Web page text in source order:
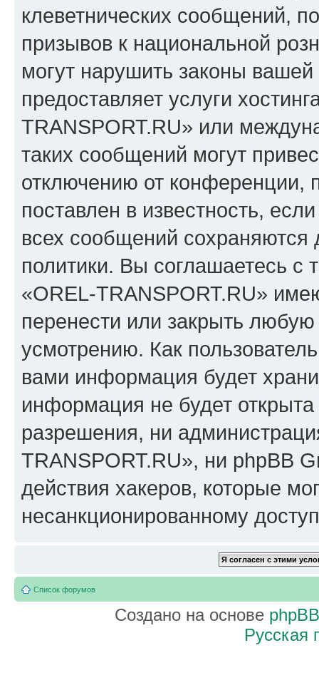
клеветнических сообщений,
призывов к национальной
могут нарушить законы
предоставляет услуги
TRANSPORT.RU» или
таких сообщений могут
отключению от конференции,
поставлен в известность,
всех сообщений сохраняются
политики. Вы соглашаетесь
«OREL-TRANSPORT.RU»
перенести или закрыть
усмотрению. Как
вами информация будет
информация не будет
разрешения, ни
TRANSPORT.RU», ни phpBB
действия хакеров, которые
несанкционированному
Список форумов
Создано на основе phpBB
Русская